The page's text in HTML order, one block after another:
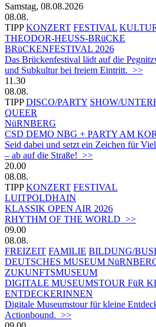
Samstag, 08.08.2026
08.08.
TIPP KONZERT FESTIVAL
THEODOR-HEUSS-BRüCKE
BRüCKENFESTIVAL 2026
Das Brückenfestival lädt auf die
und Subkultur bei freiem Eintritt. >>
11.30
08.08.
TIPP DISCO/PARTY SHOW/
QUEER
NüRNBERG
CSD DEMO NBG + PARTY AM
Seid dabei und setzt ein Zeichen für
– ab auf die Straße! >>
20.00
08.08.
TIPP KONZERT FESTIVAL
LUITPOLDHAIN
KLASSIK OPEN AIR 2026
RHYTHM OF THE WORLD >>
09.00
08.08.
FREIZEIT FAMILIE BILDUNG/
DEUTSCHES MUSEUM
ZUKUNFTSMUSEUM
DIGITALE MUSEUMSTOUR FüR
ENTDECKERINNEN
Digitale Museumstour für kleine
Actionbound. >>